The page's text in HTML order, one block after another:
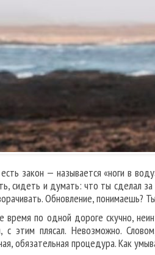
закон — называется «ноги в
сидеть и думать: что ты сделал
Обновление, понимаешь?
время по одной дороге скучно,
с этим плясал. Невозможно.
обязательная процедура. Как